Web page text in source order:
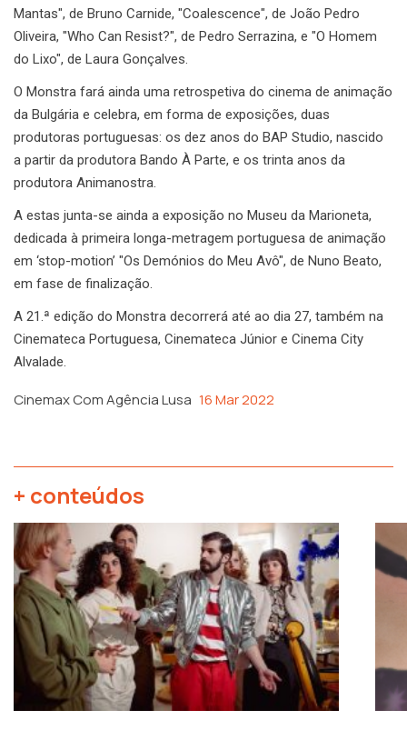
Mantas", de Bruno Carnide, "Coalescence", de João Pedro
Oliveira, "Who Can Resist?", de Pedro Serrazina, e "O Homem
do Lixo", de Laura Gonçalves.
O Monstra fará ainda uma retrospetiva do cinema de animação
da Bulgária e celebra, em forma de exposições, duas
produtoras portuguesas: os dez anos do BAP Studio, nascido
a partir da produtora Bando À Parte, e os trinta anos da
produtora Animanostra.
A estas junta-se ainda a exposição no Museu da Marioneta,
dedicada à primeira longa-metragem portuguesa de animação
em ‘stop-motion’ "Os Demónios do Meu Avô", de Nuno Beato,
em fase de finalização.
A 21.ª edição do Monstra decorrerá até ao dia 27, também na
Cinemateca Portuguesa, Cinemateca Júnior e Cinema City
Alvalade.
Cinemax Com Agência Lusa 16 Mar 2022
+ conteúdos